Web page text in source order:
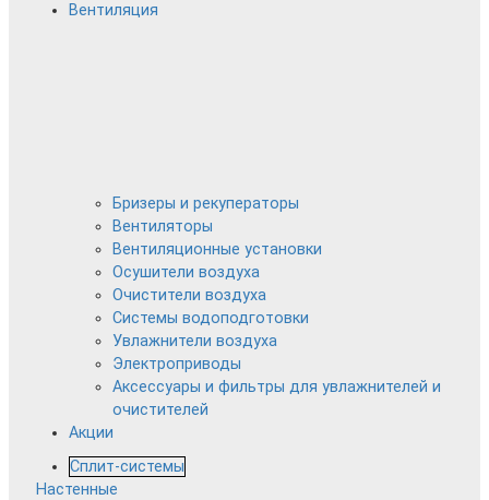
Вентиляция
Бризеры и рекуператоры
Вентиляторы
Вентиляционные установки
Осушители воздуха
Очистители воздуха
Системы водоподготовки
Увлажнители воздуха
Электроприводы
Аксессуары и фильтры для увлажнителей и
очистителей
Акции
Сплит-системы
Настенные